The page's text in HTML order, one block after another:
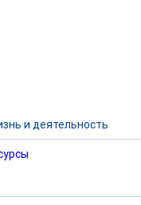
и деятельность